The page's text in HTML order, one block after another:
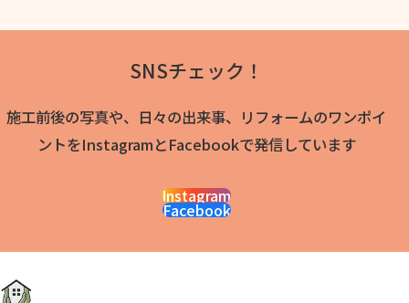
SNSチェック！
施工前後の写真や、日々の出来事、リフォームのワンポイ
ントをInstagramとFacebookで発信しています
Instagram
Facebook